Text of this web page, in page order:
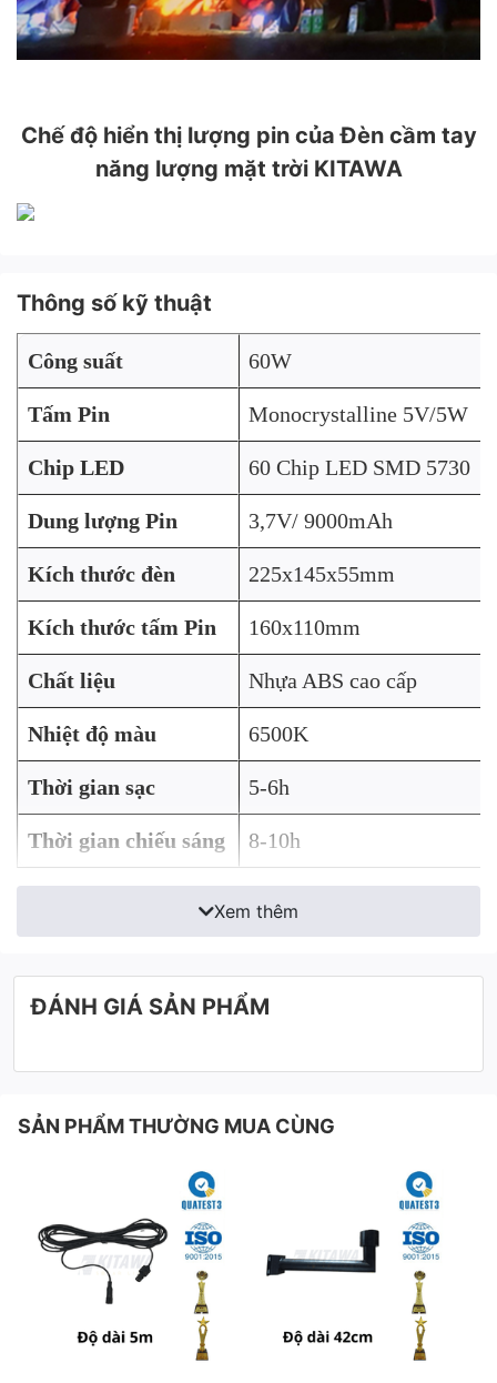
Chế độ hiển thị lượng pin của Đèn cầm tay
năng lượng mặt trời KITAWA
Thông số kỹ thuật
Công suất 60W
Tấm Pin Monocrystalline 5V/5W
Chip LED 60 Chip LED SMD 5730
Dung lượng Pin 3,7V/ 9000mAh
Kích thước đèn 225x145x55mm
Kích thước tấm Pin 160x110mm
Chất liệu Nhựa ABS cao cấp
Nhiệt độ màu 6500K
Thời gian sạc 5-6h
Thời gian chiếu sáng 8-10h
Xem thêm
ĐÁNH GIÁ SẢN PHẨM
SẢN PHẨM THƯỜNG MUA CÙNG